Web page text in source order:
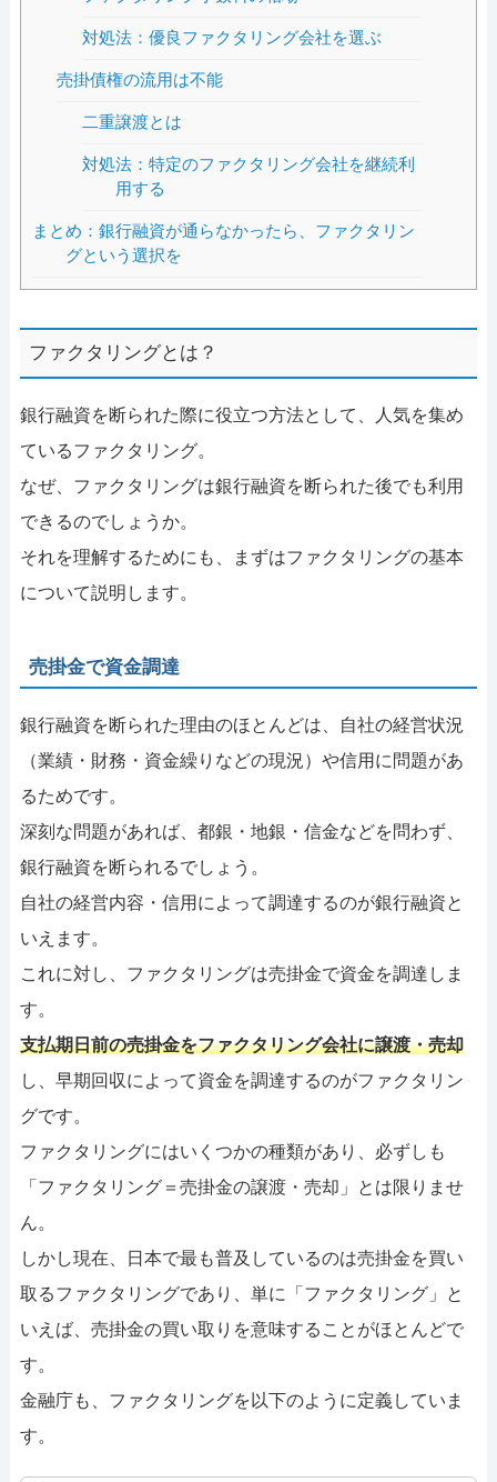
対処法：優良ファクタリング会社を選ぶ
売掛債権の流用は不能
二重譲渡とは
対処法：特定のファクタリング会社を継続利
用する
まとめ：銀行融資が通らなかったら、ファクタリン
グという選択を
ファクタリングとは？
銀行融資を断られた際に役立つ方法として、人気を集め
ているファクタリング。
なぜ、ファクタリングは銀行融資を断られた後でも利用
できるのでしょうか。
それを理解するためにも、まずはファクタリングの基本
について説明します。
売掛金で資金調達
銀行融資を断られた理由のほとんどは、自社の経営状況
（業績・財務・資金繰りなどの現況）や信用に問題があ
るためです。
深刻な問題があれば、都銀・地銀・信金などを問わず、
銀行融資を断られるでしょう。
自社の経営内容・信用によって調達するのが銀行融資と
いえます。
これに対し、ファクタリングは売掛金で資金を調達しま
す。
支払期日前の売掛金をファクタリング会社に譲渡・売却
し、早期回収によって資金を調達するのがファクタリン
グです。
ファクタリングにはいくつかの種類があり、必ずしも
「ファクタリング＝売掛金の譲渡・売却」とは限りませ
ん。
しかし現在、日本で最も普及しているのは売掛金を買い
取るファクタリングであり、単に「ファクタリング」と
いえば、売掛金の買い取りを意味することがほとんどで
す。
金融庁も、ファクタリングを以下のように定義していま
す。